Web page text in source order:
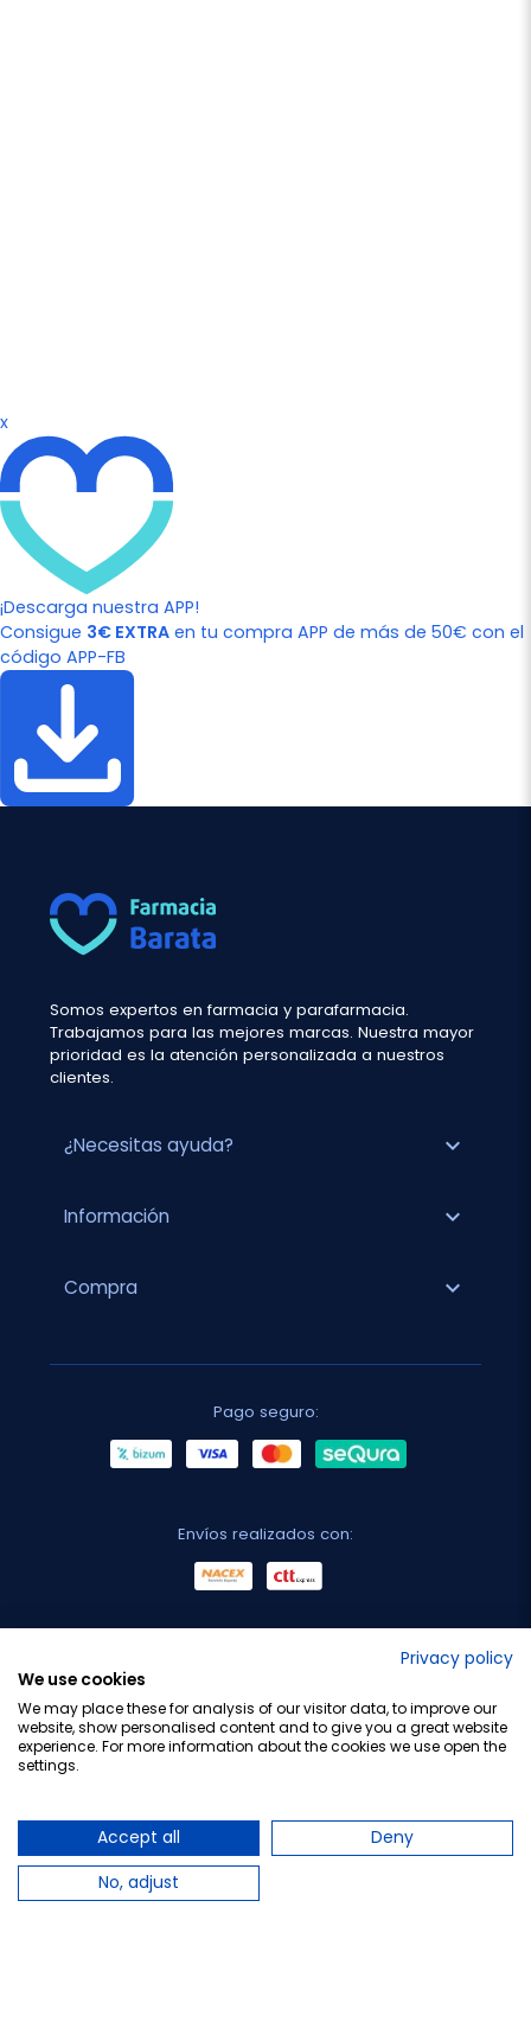
x
¡Descarga nuestra APP!
Consigue 3€ EXTRA en tu compra APP de más de 50€ con el
código APP-FB
Somos expertos en farmacia y parafarmacia.
Trabajamos para las mejores marcas. Nuestra mayor
prioridad es la atención personalizada a nuestros
clientes.
¿Necesitas ayuda? expand_more
Información expand_more
Compra expand_more
Pago seguro:
Envíos realizados con:
Privacy policy
We use cookies
We may place these for analysis of our visitor data, to improve our
website, show personalised content and to give you a great website
experience. For more information about the cookies we use open the
settings.
Accept all
Deny
No, adjust